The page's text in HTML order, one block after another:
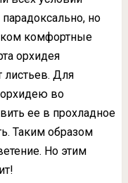
но
комфортные
орхидея
листьев. Для
во
ее в прохладное
Таким образом
Но этим